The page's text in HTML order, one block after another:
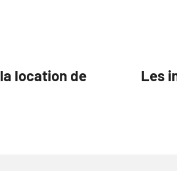
location de
Les